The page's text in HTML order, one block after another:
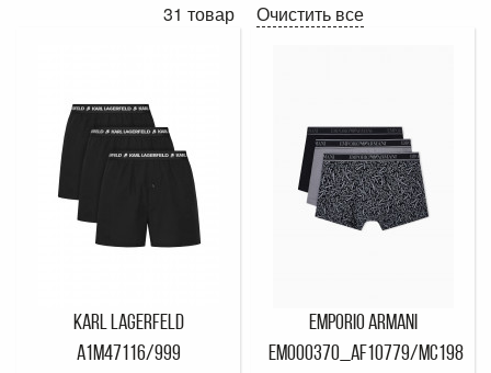
31 товар Очистить все
KARL LAGERFELD
A1M47116/999
EMPORIO ARMANI
EM000370_AF10779/MC198